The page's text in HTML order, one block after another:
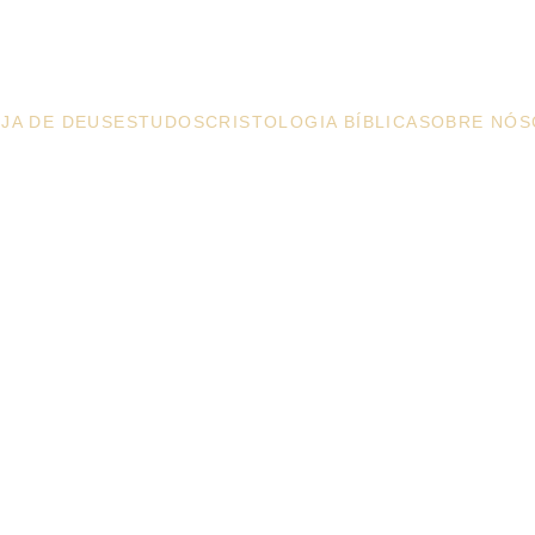
DE DEUSESTUDOSCRISTOLOGIA BÍBLICASOBRE NÓS